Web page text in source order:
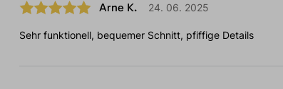
Arne K. 24. 06. 2025
Sehr funktionell, bequemer Schnitt, pfiffige Details